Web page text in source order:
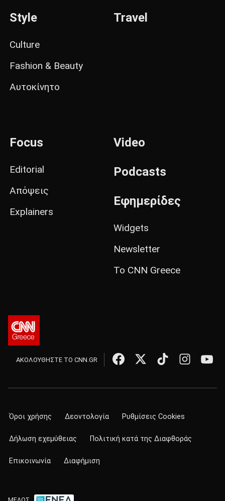
Style
Culture
Fashion & Beauty
Αυτοκίνητο
Travel
Focus
Editorial
Απόψεις
Explainers
Video
Podcasts
Εφημερίδες
Widgets
Newsletter
Το CNN Greece
ΑΚΟΛΟΥΘΗΣΤΕ ΤΟ CNN.GR
Όροι χρήσης Δεοντολογία Ρυθμίσεις Cookies
Δήλωση εχεμύθειας Πολιτική κατά της Διαφθοράς
Επικοινωνία Διαφήμιση